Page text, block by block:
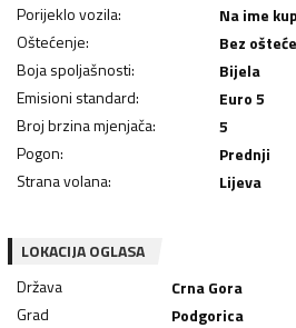
Porijeklo vozila:
Na ime
Oštećenje:
Bez
Boja spoljašnosti:
Bijela
Emisioni standard:
Euro 5
Broj brzina mjenjača:
5
Pogon:
Prednji
Strana volana: Lijeva
LOKACIJA OGLASA
Država
Crna Gora
Grad
Podgorica